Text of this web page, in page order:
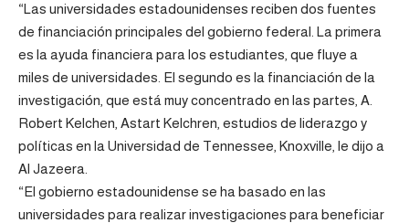
“Las universidades estadounidenses reciben dos fuentes
de financiación principales del gobierno federal. La primera
es la ayuda financiera para los estudiantes, que fluye a
miles de universidades. El segundo es la financiación de la
investigación, que está muy concentrado en las partes, A.
Robert Kelchen, Astart Kelchren, estudios de liderazgo y
políticas en la Universidad de Tennessee, Knoxville, le dijo a
Al Jazeera.
“El gobierno estadounidense se ha basado en las
universidades para realizar investigaciones para beneficiar